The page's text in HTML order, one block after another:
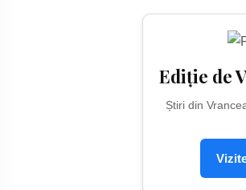
Ediție de
Știri din